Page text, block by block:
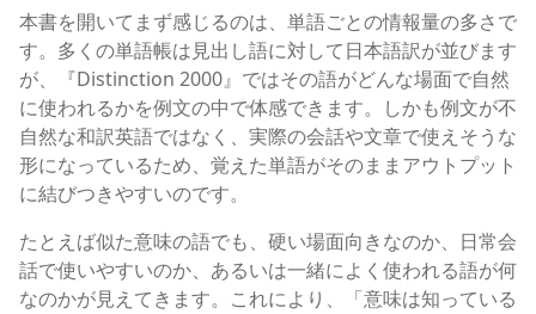
本書を開いてまず感じるのは、単語ごとの情報量の多さで
す。多くの単語帳は見出し語に対して日本語訳が並びます
が、『Distinction 2000』ではその語がどんな場面で自然
に使われるかを例文の中で体感できます。しかも例文が不
自然な和訳英語ではなく、実際の会話や文章で使えそうな
形になっているため、覚えた単語がそのままアウトプット
に結びつきやすいのです。
たとえば似た意味の語でも、硬い場面向きなのか、日常会
話で使いやすいのか、あるいは一緒によく使われる語が何
なのかが見えてきます。これにより、「意味は知っている